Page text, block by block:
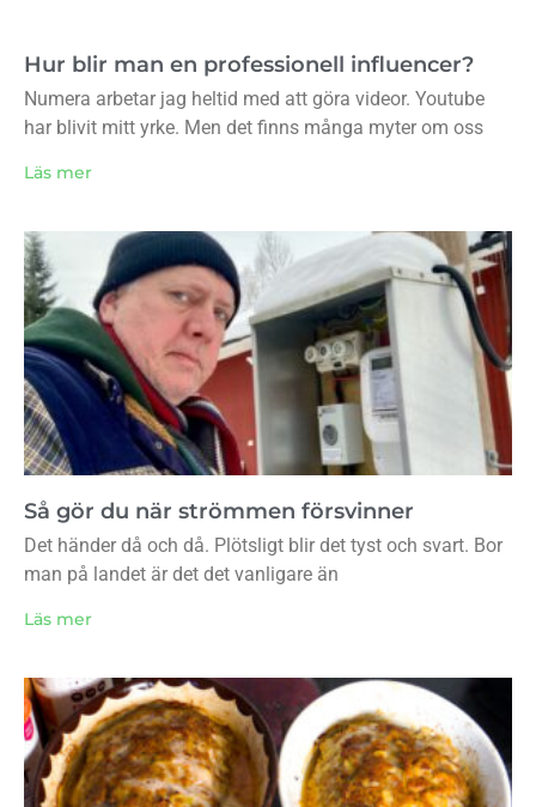
Hur blir man en professionell influencer?
Numera arbetar jag heltid med att göra videor. Youtube
har blivit mitt yrke. Men det finns många myter om oss
Läs mer
Så gör du när strömmen försvinner
Det händer då och då. Plötsligt blir det tyst och svart. Bor
man på landet är det det vanligare än
Läs mer